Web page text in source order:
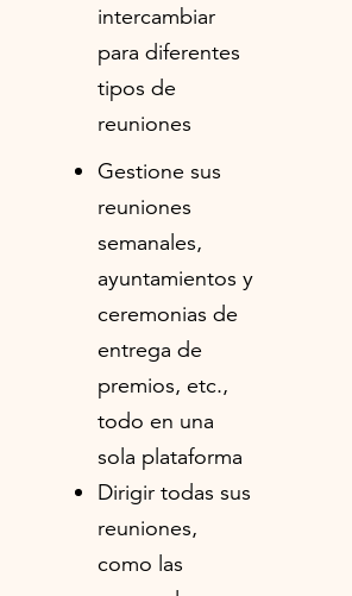
intercambiar
para diferentes
tipos de
reuniones
Gestione sus
reuniones
semanales,
ayuntamientos y
ceremonias de
entrega de
premios, etc.,
todo en una
sola plataforma
Dirigir todas sus
reuniones,
como las